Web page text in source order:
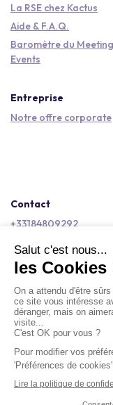
La RSE chez Kactus
Aide & F.A.Q.
Baromètre du
Events
Entreprise
Notre offre corporate
Contact
+33184809292
Copyright
Conditions
Signaler un